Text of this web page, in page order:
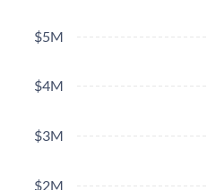
$2M
$3M
$4M
$5M